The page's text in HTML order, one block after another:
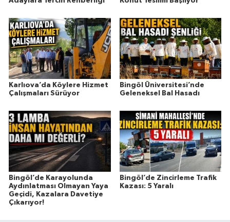
Karlıova’da Köylere Hizmet
Çalışmaları Sürüyor
Bingöl Üniversitesi’nde
Geleneksel Bal Hasadı
Bingöl’de Karayolunda
Aydınlatması Olmayan Yaya
Geçidi, Kazalara Davetiye
Çıkarıyor!
Bingöl’de Zincirleme Trafik
Kazası: 5 Yaralı